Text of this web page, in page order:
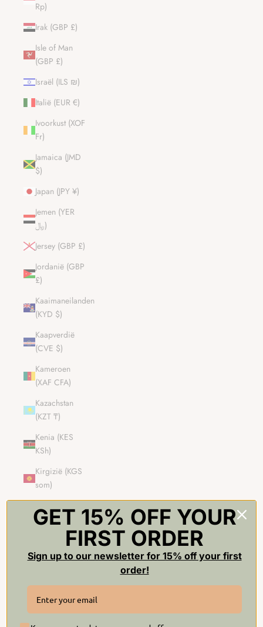
Rp)
Irak (GBP £)
Isle of Man
(GBP £)
Israël (ILS ₪)
Italië (EUR €)
Ivoorkust (XOF
Fr)
Jamaica (JMD
$)
Japan (JPY ¥)
Jemen (YER
﷼)
Jersey (GBP £)
Jordanië (GBP
£)
Kaaimaneilanden
(KYD $)
Kaapverdië
(CVE $)
Kameroen
(XAF CFA)
Kazachstan
(KZT ₸)
Kenia (KES
KSh)
Kirgizië (KGS
som)
£)
afgelegen
Koeweit (GBP
GET 15% OFF YOUR
FIRST ORDER
Sign up to our newsletter for 15% off your first
order!